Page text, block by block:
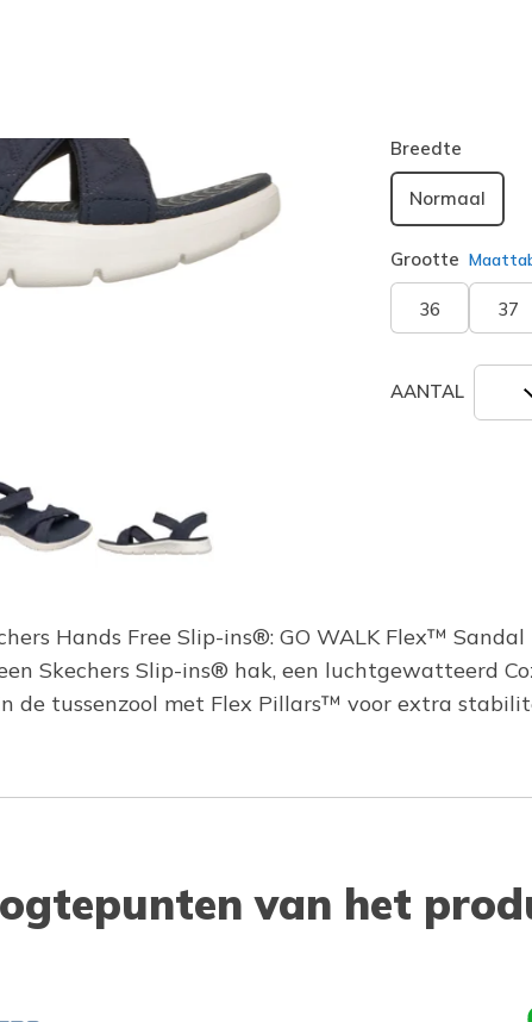
Breedte
Normaal
Grootte
36 37
AANTAL
Hands Free Slip-ins®: GO WALK Flex™
Skechers Slip-ins® hak, een luchtgewatteerd
de tussenzool met Flex Pillars™ voor extra
van het